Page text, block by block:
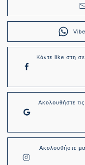
Κάντε like στη
Ακολουθήστε
Ακολουθήστε